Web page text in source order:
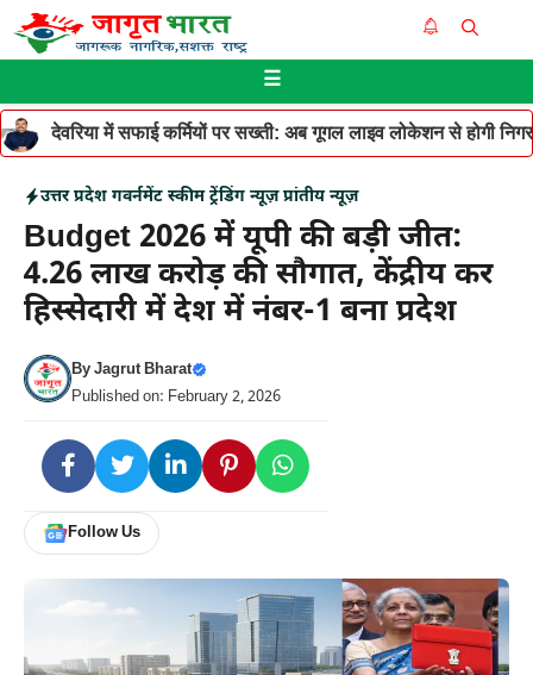
Skip
to
☰
देवरिया में सफाई कर्मियों पर सख्ती: अब गूगल लाइव लोकेशन से होगी
उत्तर प्रदेश गवर्नमेंट स्कीम ट्रेंडिंग न्यूज़ प्रांतीय न्यूज़
Budget 2026 में यूपी की बड़ी जीत:
4.26 लाख करोड़ की सौगात, केंद्रीय कर
हिस्सेदारी में देश में नंबर-1 बना प्रदेश
ByJagrut Bharat
Published on: February 2, 2026
Follow Us